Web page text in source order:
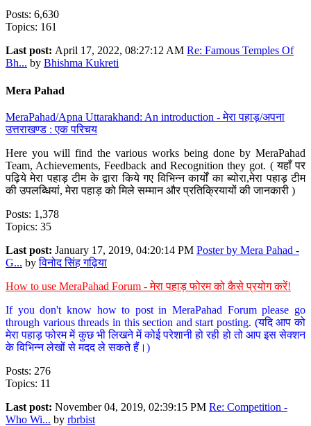
Posts: 6,630
Topics: 161
Last post: April 17, 2022, 08:27:12 AM Re: Famous Temples Of
Bh... by Bhishma Kukreti
Mera Pahad
MeraPahad/Apna Uttarakhand: An introduction - मेरा पहाड़/अपना
उत्तराखण्ड : एक परिचय
Here you will find the various works being done by MeraPahad
Team, Achievements, Feedback and Recognition they got. ( यहाँ पर
पढ़िये मेरा पहाड़ टीम के द्वारा किये गए विभिन्न कार्यों का ब्योरा,मेरा पहाड़ टीम
की उपलब्धियां, मेरा पहाड़ को मिले सम्मान और प्रतिक्रियायों की जानकारी )
Posts: 1,378
Topics: 35
Last post: January 17, 2019, 04:20:14 PM Poster by Mera Pahad -
G... byविनोद सिंह गढ़िया
How to use MeraPahad Forum - मेरा पहाड़ फोरम को कैसे प्रयोग करें!
If you don't know how to post in MeraPahad Forum please go
through various threads in this section and start posting. (यदि आप को
मेरा पहाड़ फोरम में कुछ भी लिखने में कोई परेशानी हो रही हो तो आप इस सेक्शन
के विभिन्न लेखों से मदद ले सकते हैं।)
Posts: 276
Topics: 11
Last post: November 04, 2019, 02:39:15 PM Re: Competition -
Who Wi... by rbrbist